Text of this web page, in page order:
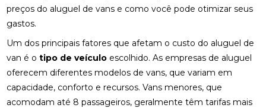
preços do aluguel de vans e como você pode otimizar seus
gastos.
Um dos principais fatores que afetam o custo do aluguel de
van é otipo de veículo escolhido. As empresas de aluguel
oferecem diferentes modelos de vans, que variam em
capacidade, conforto e recursos. Vans menores, que
acomodam até 8 passageiros, geralmente têm tarifas mais